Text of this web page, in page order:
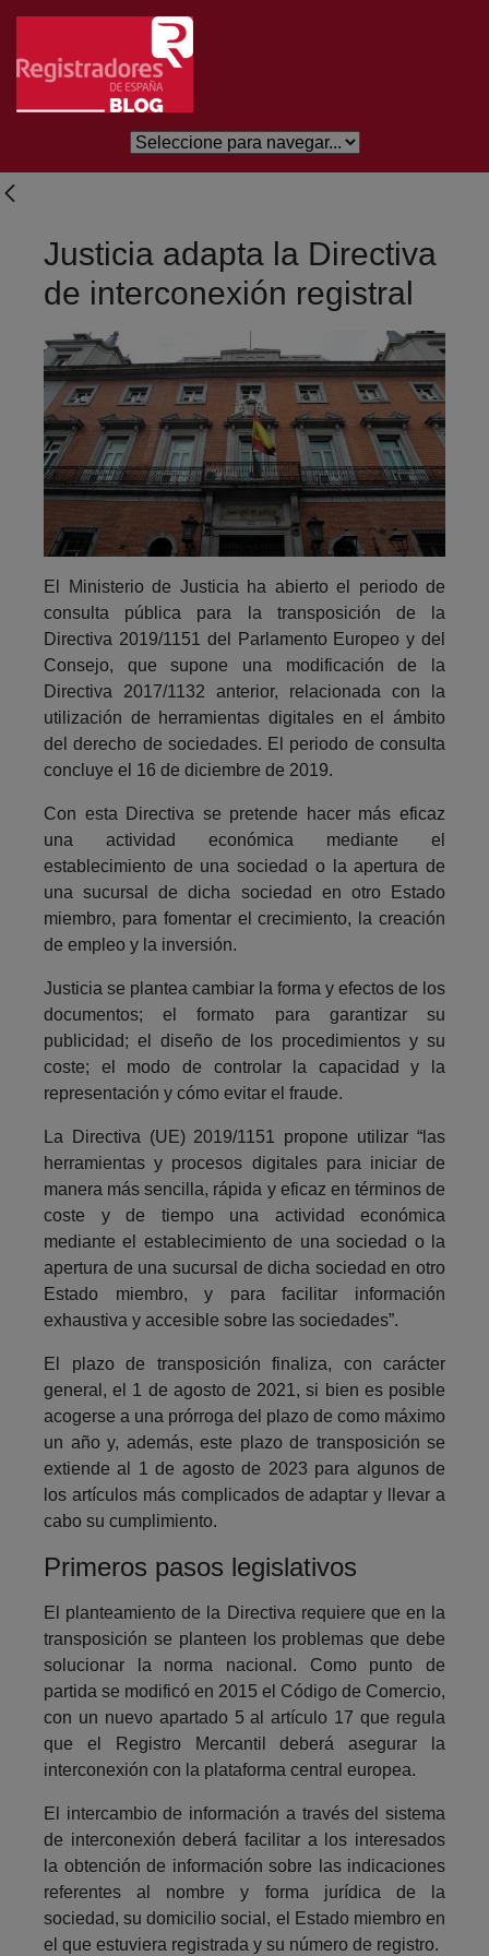
Skip to Main Content
Justicia adapta la Directiva
de interconexión registral
El Ministerio de Justicia ha abierto el periodo de
consulta pública para la transposición de la
Directiva 2019/1151 del Parlamento Europeo y del
Consejo, que supone una modificación de la
Directiva 2017/1132 anterior, relacionada con la
utilización de herramientas digitales en el ámbito
del derecho de sociedades. El periodo de consulta
concluye el 16 de diciembre de 2019.
Con esta Directiva se pretende hacer más eficaz
una actividad económica mediante el
establecimiento de una sociedad o la apertura de
una sucursal de dicha sociedad en otro Estado
miembro, para fomentar el crecimiento, la creación
de empleo y la inversión.
Justicia se plantea cambiar la forma y efectos de los
documentos; el formato para garantizar su
publicidad; el diseño de los procedimientos y su
coste; el modo de controlar la capacidad y la
representación y cómo evitar el fraude.
La Directiva (UE) 2019/1151 propone utilizar “las
herramientas y procesos digitales para iniciar de
manera más sencilla, rápida y eficaz en términos de
coste y de tiempo una actividad económica
mediante el establecimiento de una sociedad o la
apertura de una sucursal de dicha sociedad en otro
Estado miembro, y para facilitar información
exhaustiva y accesible sobre las sociedades”.
El plazo de transposición finaliza, con carácter
general, el 1 de agosto de 2021, si bien es posible
acogerse a una prórroga del plazo de como máximo
un año y, además, este plazo de transposición se
extiende al 1 de agosto de 2023 para algunos de
los artículos más complicados de adaptar y llevar a
cabo su cumplimiento.
Primeros pasos legislativos
El planteamiento de la Directiva requiere que en la
transposición se planteen los problemas que debe
solucionar la norma nacional. Como punto de
partida se modificó en 2015 el Código de Comercio,
con un nuevo apartado 5 al artículo 17 que regula
que el Registro Mercantil deberá asegurar la
interconexión con la plataforma central europea.
El intercambio de información a través del sistema
de interconexión deberá facilitar a los interesados
la obtención de información sobre las indicaciones
referentes al nombre y forma jurídica de la
sociedad, su domicilio social, el Estado miembro en
el que estuviera registrada y su número de registro.